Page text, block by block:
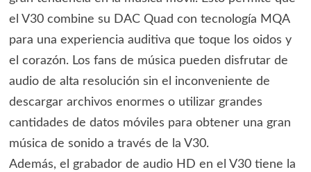
el V30 combine su DAC Quad con tecnología MQA
para una experiencia auditiva que toque los oidos y
el corazón. Los fans de música pueden disfrutar de
audio de alta resolución sin el inconveniente de
descargar archivos enormes o utilizar grandes
cantidades de datos móviles para obtener una gran
música de sonido a través de la V30.
Además, el grabador de audio HD en el V30 tiene la